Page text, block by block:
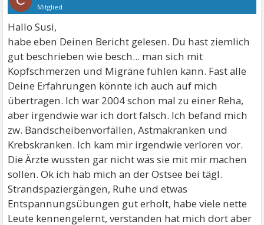
Mitglied
Hallo Susi,
habe eben Deinen Bericht gelesen. Du hast ziemlich
gut beschrieben wie besch... man sich mit
Kopfschmerzen und Migräne fühlen kann. Fast alle
Deine Erfahrungen könnte ich auch auf mich
übertragen. Ich war 2004 schon mal zu einer Reha,
aber irgendwie war ich dort falsch. Ich befand mich
zw. Bandscheibenvorfällen, Astmakranken und
Krebskranken. Ich kam mir irgendwie verloren vor.
Die Ärzte wussten gar nicht was sie mit mir machen
sollen. Ok ich hab mich an der Ostsee bei tägl.
Strandspaziergängen, Ruhe und etwas
Entspannungsübungen gut erholt, habe viele nette
Leute kennengelernt, verstanden hat mich dort aber